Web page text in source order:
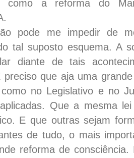
como a reforma do
pode me impedir de
tal suposto esquema. A
diante de tais
preciso que aja uma
no Legislativo e no
Que a mesma
E que outras sejam
de tudo, o mais
reforma de consciência.